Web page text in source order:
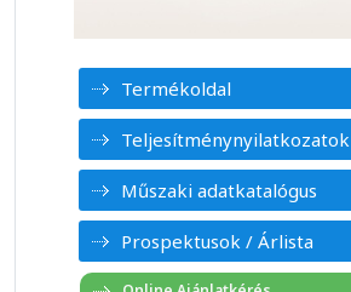
Termékoldal
Teljesítménynyilatkozatok
Műszaki adatkatalógus
Prospektusok / Árlista